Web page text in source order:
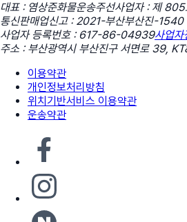
대표 : 염상준화물운송주선사업자 : 제 805
통신판매업신고 : 2021-부산부산진-1540
사업자 등록번호 : 617-86-04939사업자
주소 : 부산광역시 부산진구 서면로 39,
이용약관
개인정보처리방침
위치기반서비스 이용약관
운송약관